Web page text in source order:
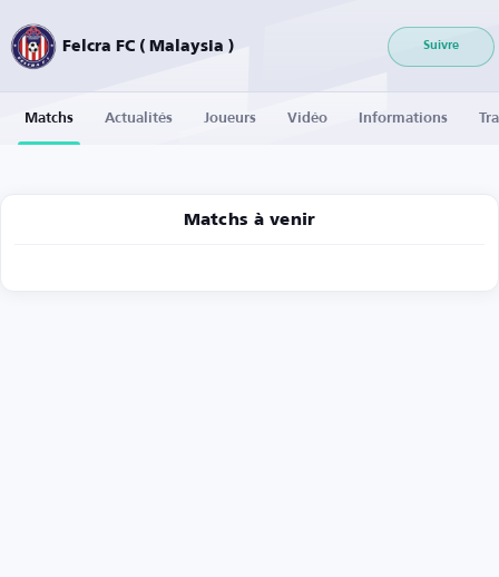
Felcra FC ( Malaysia ) Suivre
Matchs Actualités Joueurs Vidéo Informations
Matchs à venir